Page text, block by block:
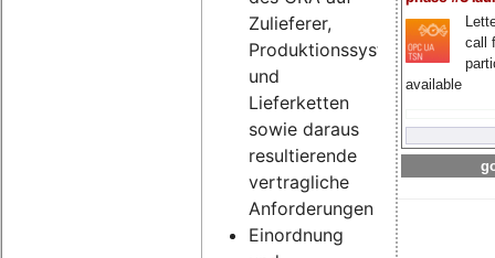
call
available
Zulieferer,
Produktionssysteme
und
Lieferketten
sowie daraus
resultierende
vertragliche
Anforderungen
Einordnung